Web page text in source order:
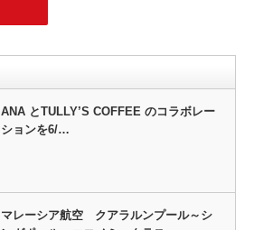
ANA とTULLY’S COFFEE のコラボレー
ションを6/…
マレーシア航空 クアラルンプール～シ